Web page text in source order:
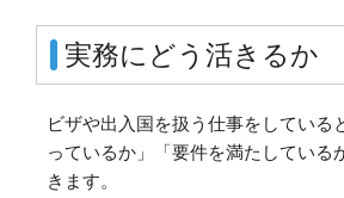
実務にどう活きるか
ビザや出入国を扱う仕事をしている
っているか」「要件を満たしている
きます。